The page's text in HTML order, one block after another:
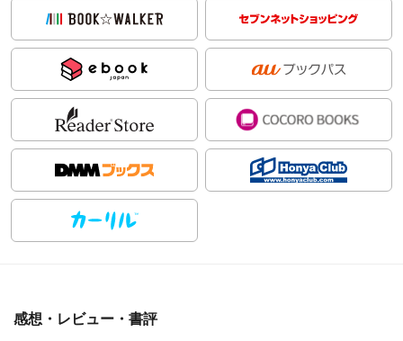
感想・レビュー・書評